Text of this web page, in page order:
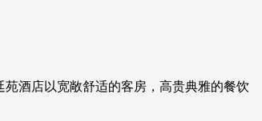
酒店以宽敞舒适的客房，高贵典雅的餐饮